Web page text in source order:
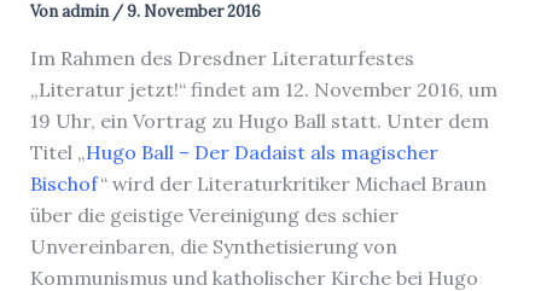
Vonadmin /9. November 2016
Im Rahmen des Dresdner Literaturfestes
„Literatur jetzt!“ findet am 12. November 2016, um
19 Uhr, ein Vortrag zu Hugo Ball statt. Unter dem
Titel „Hugo Ball – Der Dadaist als magischer
Bischof“ wird der Literaturkritiker Michael Braun
über die geistige Vereinigung des schier
Unvereinbaren, die Synthetisierung von
Kommunismus und katholischer Kirche bei Hugo